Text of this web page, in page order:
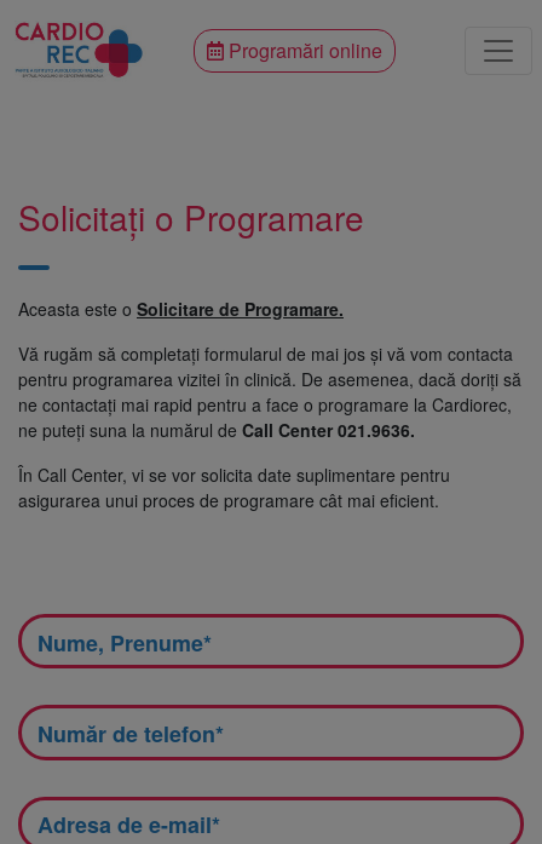
Programări online
Solicitați o Programare
Aceasta este o Solicitare de Programare.
Vă rugăm să completați formularul de mai jos și vă vom contacta
pentru programarea vizitei în clinică. De asemenea, dacă doriți să
ne contactați mai rapid pentru a face o programare la Cardiorec,
ne puteți suna la numărul de Call Center 021.9636.
În Call Center, vi se vor solicita date suplimentare pentru
asigurarea unui proces de programare cât mai eficient.